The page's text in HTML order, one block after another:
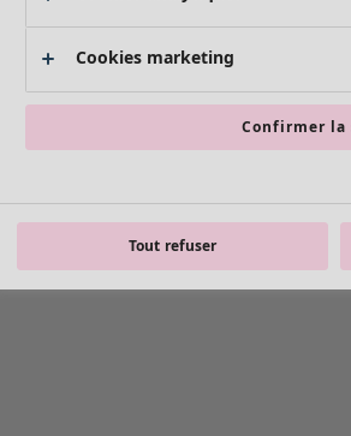
Cookies marketing
Confirmer la
Tout refuser